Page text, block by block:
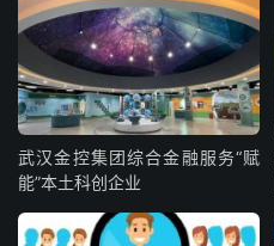
武汉金控集团综合金融服务“赋
能”本土科创企业